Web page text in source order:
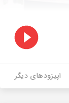
اپیزودهای دیگر